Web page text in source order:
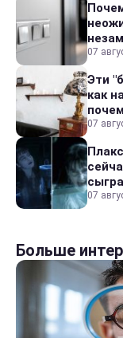
07
Эти
как
07
07
Больше